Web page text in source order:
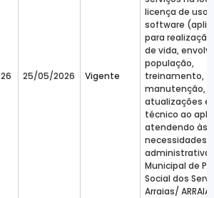
25/05/2026 Vigente
licença de uso
software
para realização
de vida,
população,
treinamento,
manutenção,
atualizações e
técnico ao
atendendo às
necessidades
administrativa
Municipal de
Social dos
Arraias/